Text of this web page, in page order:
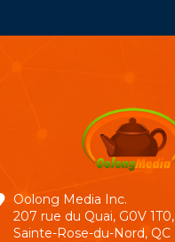
Oolong Media Inc.
207 rue du Quai, G0V 1T0,
Sainte-Rose-du-Nord, QC